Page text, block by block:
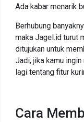
Ada kabar menarik
Berhubung
maka Jagel.id turut
ditujukan untuk
Jadi, jika kamu
lagi tentang fitur
Cara